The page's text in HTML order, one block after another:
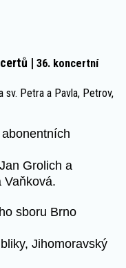
| 36. koncertní
sv. Petra a Pavla, Petrov,
Grolich a
Vaňková.
sboru Brno
Jihomoravský